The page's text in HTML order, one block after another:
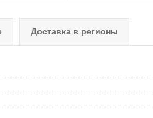
Доставка в регионы